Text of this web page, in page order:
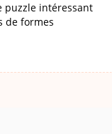
puzzle intéressant
de formes